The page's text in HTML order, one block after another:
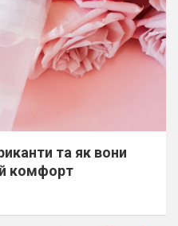
та як вони
комфорт